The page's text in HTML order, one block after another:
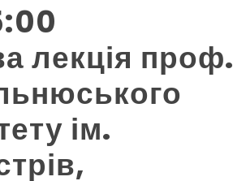
лекція проф.
ім.